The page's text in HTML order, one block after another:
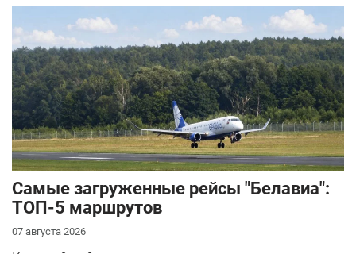
Самые загруженные рейсы "Белавиа":
ТОП-5 маршрутов
07 августа 2026